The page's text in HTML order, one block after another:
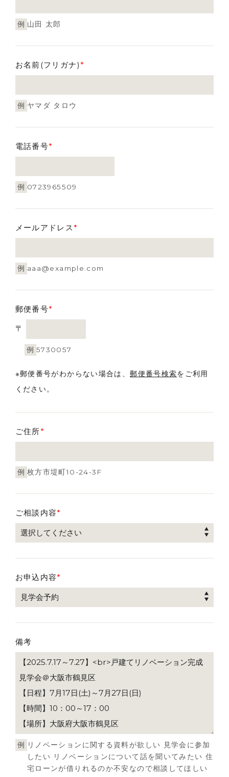
例 山田 太郎
お名前(フリガナ)*
例 ヤマダ タロウ
電話番号*
例 0723965509
メールアドレス*
例 aaa@example.com
郵便番号*
〒
例 5730057
※郵便番号がわからない場合は、郵便番号検索をご利用
ください。
ご住所*
例 枚方市堤町10-24-3F
ご相談内容*
お申込内容*
備考
例
リノベーションに関する資料が欲しい 見学会に参加
したい リノベーションについて話を聞いてみたい 住
宅ローンが借りれるのか不安なので相談してほしい